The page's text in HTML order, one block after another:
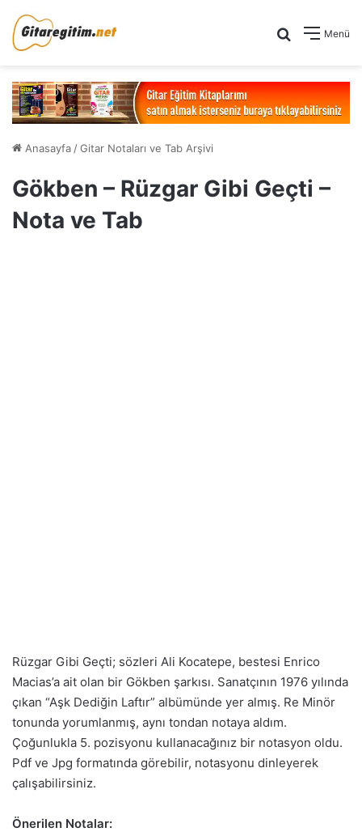
Menü
Arama yap
Anasayfa /Gitar Notaları ve Tab Arşivi
Gökben – Rüzgar Gibi Geçti –
Nota ve Tab
Rüzgar Gibi Geçti; sözleri Ali Kocatepe, bestesi Enrico
Macias’a ait olan bir Gökben şarkısı. Sanatçının 1976 yılında
çıkan “Aşk Dediğin Laftır” albümünde yer almış. Re Minör
tonunda yorumlanmış, aynı tondan notaya aldım.
Çoğunlukla 5. pozisyonu kullanacağınız bir notasyon oldu.
Pdf ve Jpg formatında görebilir, notasyonu dinleyerek
çalışabilirsiniz.
Önerilen Notalar: